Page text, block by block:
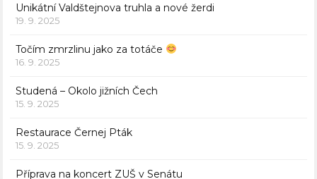
Unikátní Valdštejnova truhla a nové žerdi
19. 9. 2025
Točím zmrzlinu jako za totáče
16. 9. 2025
Studená – Okolo jižních Čech
15. 9. 2025
Restaurace Černej Pták
15. 9. 2025
Příprava na koncert ZUŠ v Senátu